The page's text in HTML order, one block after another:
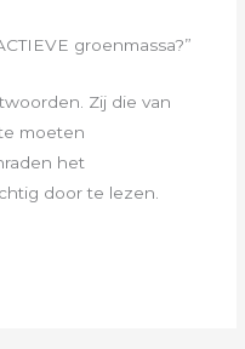
groenmassa?”
Zij die van
moeten
het
door te lezen.